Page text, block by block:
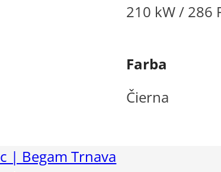
210 kW / 286
Farba
Čierna